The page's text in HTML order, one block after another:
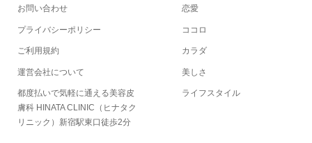
お問い合わせ
プライバシーポリシー
ご利用規約
運営会社について
都度払いで気軽に通える美容皮
膚科 HINATA CLINIC（ヒナタク
リニック）新宿駅東口徒歩2分
恋愛
ココロ
カラダ
美しさ
ライフスタイル